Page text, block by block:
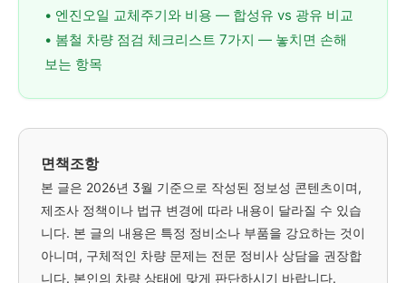
• 엔진오일 교체주기와 비용 — 합성유 vs 광유 비교
• 봄철 차량 점검 체크리스트 7가지 — 놓치면 손해
보는 항목
면책조항
본 글은 2026년 3월 기준으로 작성된 정보성 콘텐츠이며,
제조사 정책이나 법규 변경에 따라 내용이 달라질 수 있습
니다. 본 글의 내용은 특정 정비소나 부품을 강요하는 것이
아니며, 구체적인 차량 문제는 전문 정비사 상담을 권장합
니다. 본인의 차량 상태에 맞게 판단하시기 바랍니다.